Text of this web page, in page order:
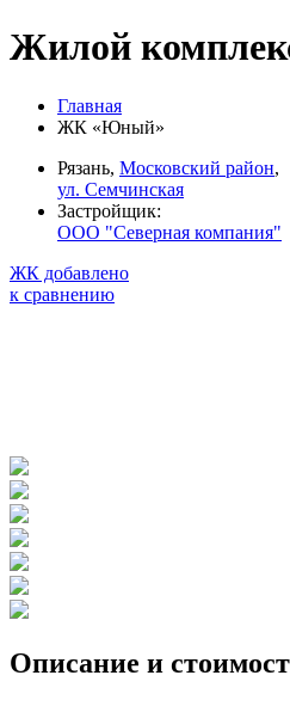
Жилой
Главная
ЖК «Юный»
Рязань, Московский район,
ул. Семчинская
Застройщик:
ООО "Северная компания"
ЖК добавлено
к сравнению
Описание и